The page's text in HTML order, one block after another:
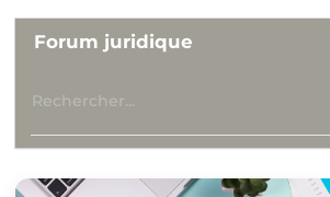
Forum juridique